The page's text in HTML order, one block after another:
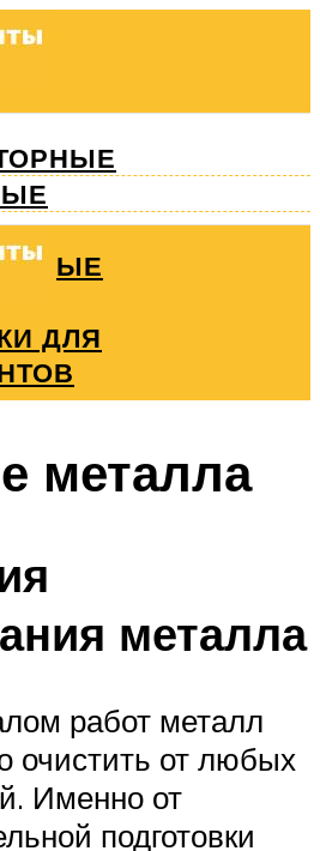
ДЛЯ
металла
металла
работ металл
очистить от любых
Именно от
подготовки